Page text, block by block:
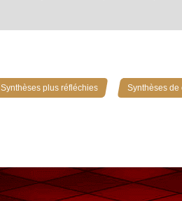
Synthèses plus réfléchies » Synthèses de